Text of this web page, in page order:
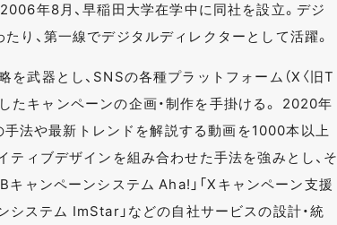
年8月、早稲田大学在学中に同社を設立。デジ
り、第一線でデジタルディレクターとして活躍。
武器とし、SNSの各種プラットフォーム（X〈旧T
たキャンペーンの企画・制作を手掛ける。 2020年
法や最新トレンドを解説する動画を1000本以上
ィブデザインを組み合わせた手法を強みとし、そ
キャンペーンシステム Aha!」「Xキャンペーン支援
ステム ImStar」などの自社サービスの設計・統